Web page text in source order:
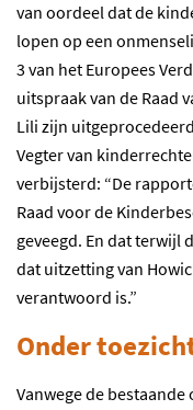
van oordeel dat de
lopen op een
3 van het Europees
uitspraak van de Raad
Lili zijn
Vegter van
verbijsterd: “De
Raad voor de
geveegd. En dat terwijl
dat uitzetting van
verantwoord is.”
Onder
Vanwege de